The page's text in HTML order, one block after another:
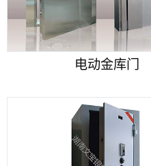
电动金库门